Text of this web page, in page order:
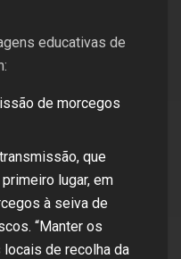
educativas de
de morcegos
que
lugar, em
à seiva de
“Manter os
de recolha da